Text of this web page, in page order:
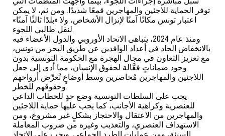
توفر الحماية للاجئين والمهاجرين قمعًا شديدًا. ومن ثم، لا يمكن
اعتبار تونس مكانًا آمنًا لإنزال الأشخاص، ولا «بلدًا ثالثًا آمنًا»
لنقل طالبي اللجوء.
ومنذ عام 2024، يتباهى الاتحاد الأوروبي والدول الأعضاء فيه
بالانخفاض الحاد في أعداد الوافدين عن طريق البحر من تونس،
مع تعزيز التعاون في مجال الهجرة مع الحكومة التونسية بدون
وجود ضماناتٍ فعَّالة لحقوق الإنسان، مما أدى إلى جعل
اللاجئين والمهاجرين مُحاصرين وسط أوضاعٍ تُعرِّض أرواحهم
وحقوقهم للخطر.
يجب على السلطات التونسية وضع حدٍ للخطاب الداعي
للعنصرية وكراهية الأجانب، كما يجب عليها حماية اللاجئين
والمهاجرين من الاعتقال والاحتجاز بشكلٍ غير مشروع، ومن
الاستهداف العنصري، والتعذيب وغيره من ضروب المعاملة